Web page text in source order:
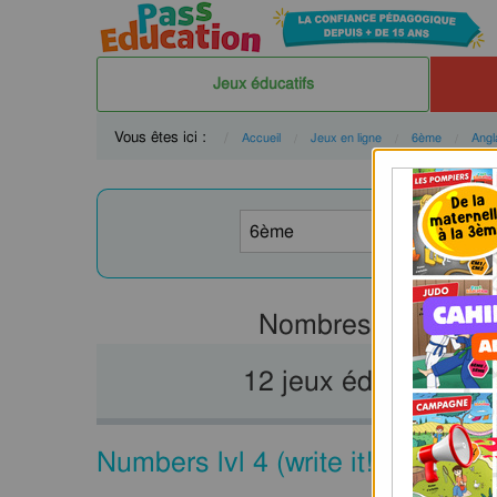
Jeux éducatifs
Vous êtes ici : Accueil Jeux en ligne 6ème
Nombres, dates
12 jeux éducatifs /
Numbers lvl 4 (write it!) :